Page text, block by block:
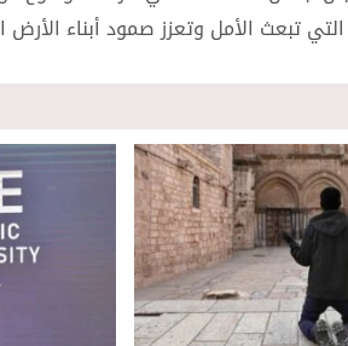
تبعث الأمل وتعزز صمود أبناء